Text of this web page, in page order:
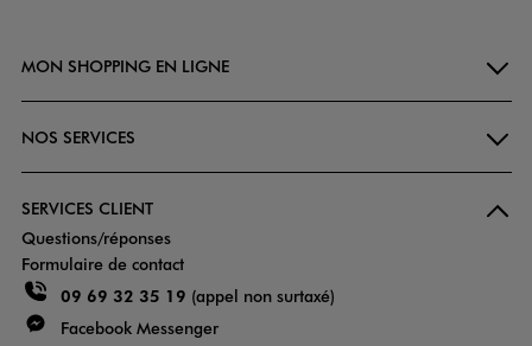
MON SHOPPING EN LIGNE
NOS SERVICES
SERVICES CLIENT
Questions/réponses
Formulaire de contact
09 69 32 35 19 (appel non surtaxé)
Facebook Messenger